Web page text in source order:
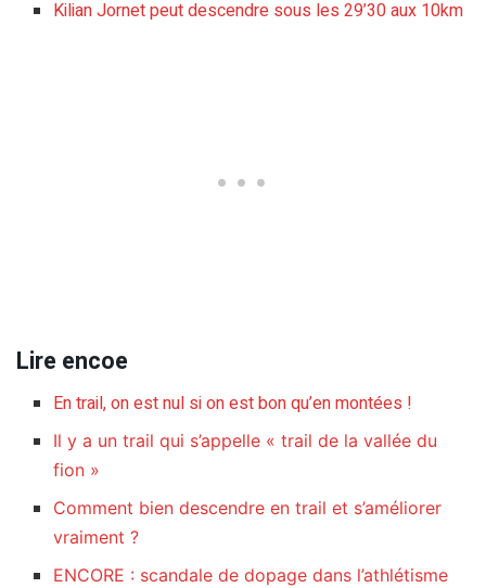
Kilian Jornet peut descendre sous les 29’30 aux 10km
Lire encoe
En trail, on est nul si on est bon qu’en montées !
Il y a un trail qui s’appelle « trail de la vallée du
fion »
Comment bien descendre en trail et s’améliorer
vraiment ?
ENCORE : scandale de dopage dans l’athlétisme